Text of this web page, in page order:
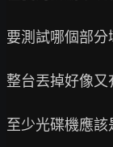
要測試哪個部
整台丟掉好像又
至少光碟機應該